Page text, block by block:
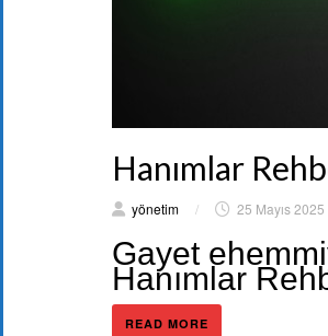
Hanımlar
yönetim / 25 Mayıs 2025
Gayet
Hanımlar
READ MORE